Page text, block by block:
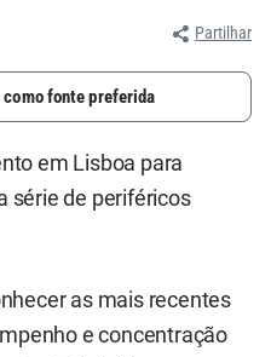
Partilhar
fonte preferida
em Lisboa para
série de periféricos
as mais recentes
e concentração